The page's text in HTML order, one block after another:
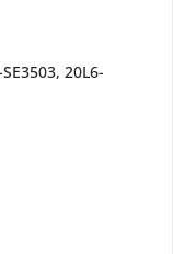
20L6-